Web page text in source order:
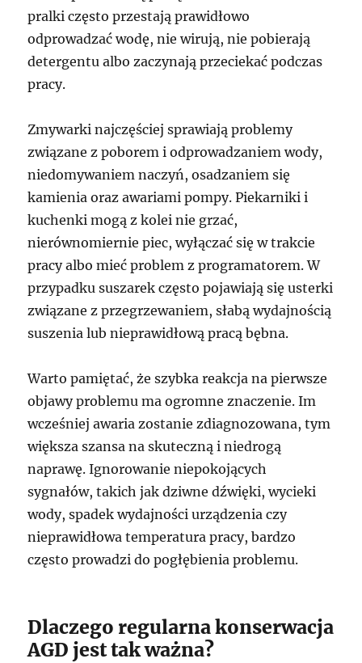
pralki często przestają prawidłowo
odprowadzać wodę, nie wirują, nie pobierają
detergentu albo zaczynają przeciekać podczas
pracy.
Zmywarki najczęściej sprawiają problemy
związane z poborem i odprowadzaniem wody,
niedomywaniem naczyń, osadzaniem się
kamienia oraz awariami pompy. Piekarniki i
kuchenki mogą z kolei nie grzać,
nierównomiernie piec, wyłączać się w trakcie
pracy albo mieć problem z programatorem. W
przypadku suszarek często pojawiają się usterki
związane z przegrzewaniem, słabą wydajnością
suszenia lub nieprawidłową pracą bębna.
Warto pamiętać, że szybka reakcja na pierwsze
objawy problemu ma ogromne znaczenie. Im
wcześniej awaria zostanie zdiagnozowana, tym
większa szansa na skuteczną i niedrogą
naprawę. Ignorowanie niepokojących
sygnałów, takich jak dziwne dźwięki, wycieki
wody, spadek wydajności urządzenia czy
nieprawidłowa temperatura pracy, bardzo
często prowadzi do pogłębienia problemu.
Dlaczego regularna konserwacja
AGD jest tak ważna?